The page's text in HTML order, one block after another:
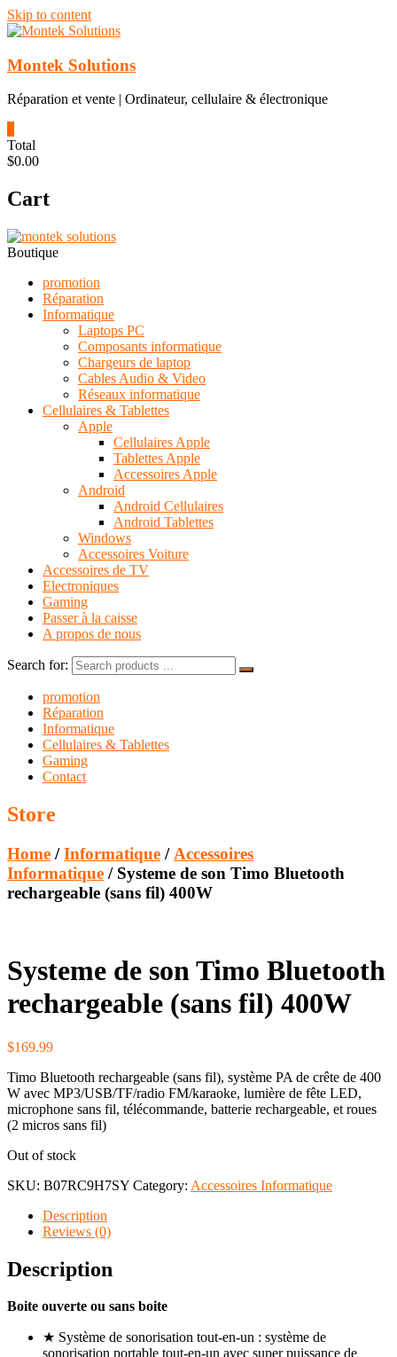
Skip to content
Montek Solutions
Réparation et vente | Ordinateur, cellulaire & électronique
Total
$0.00
Cart
Boutique
promotion
Réparation
Informatique
Laptops PC
Composants informatique
Chargeurs de laptop
Cables Audio & Video
Réseaux informatique
Cellulaires & Tablettes
Apple
Cellulaires Apple
Tablettes Apple
Accessoires Apple
Android
Android Cellulaires
Android Tablettes
Windows
Accessoires Voiture
Accessoires de TV
Electroniques
Gaming
Passer à la caisse
A propos de nous
Search for:
promotion
Réparation
Informatique
Cellulaires & Tablettes
Gaming
Contact
Store
Home /Informatique / Accessoires
Informatique / Systeme de son Timo Bluetooth
rechargeable (sans fil) 400W
Systeme de son Timo Bluetooth
rechargeable (sans fil) 400W
$169.99
Timo Bluetooth rechargeable (sans fil), système PA de crête de 400
W avec MP3/USB/TF/radio FM/karaoke, lumière de fête LED,
microphone sans fil, télécommande, batterie rechargeable, et roues
(2 micros sans fil)
Out of stock
SKU: B07RC9H7SY Category: Accessoires Informatique
Description
Reviews (0)
Description
Boite ouverte ou sans boite
★ Système de sonorisation tout-en-un : système de
sonorisation portable tout-en-un avec super puissance de